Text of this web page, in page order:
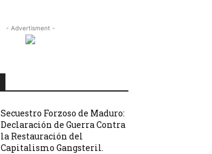
- Advertisment -
Secuestro Forzoso de Maduro:
Declaración de Guerra Contra
la Restauración del
Capitalismo Gangsteril.